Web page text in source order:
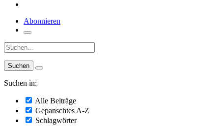
Abonnieren
Suche:
Suchen in:
Alle Beiträge
Gepanschtes A-Z
Schlagwörter